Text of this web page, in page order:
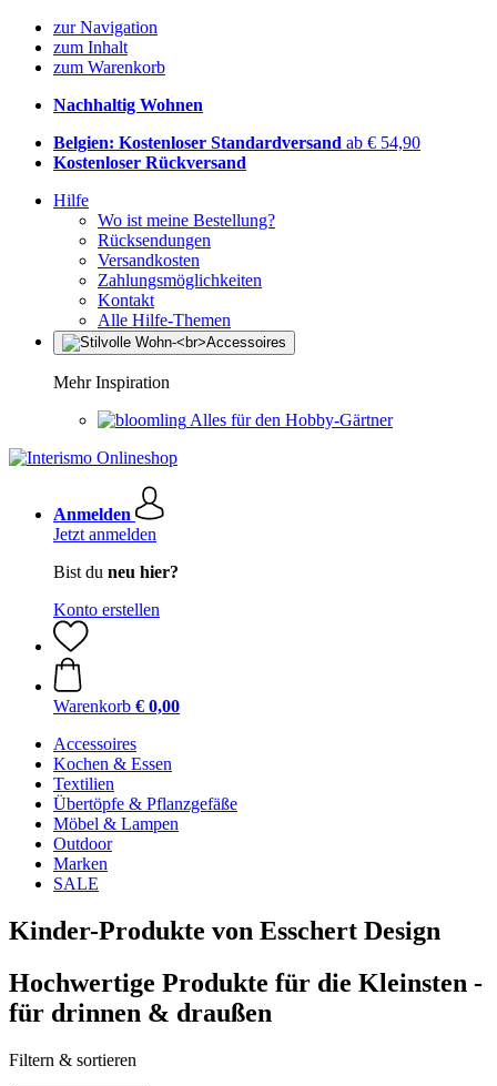
zur Navigation
zum Inhalt
zum Warenkorb
Nachhaltig Wohnen
Belgien: Kostenloser Standardversand ab € 54,90
Kostenloser Rückversand
Hilfe
Wo ist meine Bestellung?
Rücksendungen
Versandkosten
Zahlungsmöglichkeiten
Kontakt
Alle Hilfe-Themen
Mehr Inspiration
Alles für den Hobby-Gärtner
Anmelden
Jetzt anmelden
Bist du neu hier?
Konto erstellen
Warenkorb € 0,00
Accessoires
Kochen & Essen
Textilien
Übertöpfe & Pflanzgefäße
Möbel & Lampen
Outdoor
Marken
SALE
Kinder-Produkte von Esschert Design
Hochwertige Produkte für die Kleinsten -
für drinnen & draußen
Filtern & sortieren